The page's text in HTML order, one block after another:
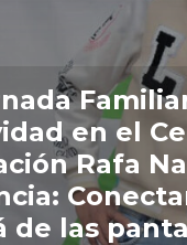
en el
Rafa
de las